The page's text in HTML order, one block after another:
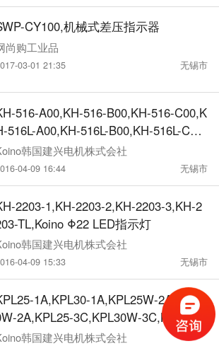
CY100,机械式差压指示器
尚购工业品
03-01 21:35 无锡市
516-A00,KH-516-B00,KH-516-C00,K
516L-A00,KH-516L-B00,KH-516L-C00,
指示灯
韩国建兴电机株式会社
04-09 16:44 无锡市
2203-1,KH-2203-2,KH-2203-3,KH-2
TL,Koino Φ22 LED指示灯
韩国建兴电机株式会社
04-09 15:33 无锡市
1A,KPL30-1A,KPL25W-2A,KPL3
2A,KPL25-3C,KPL30W-3C,KPL30-1
LED指示灯
韩国建兴电机株式会社